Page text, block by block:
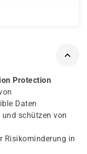
Protection
Daten
schützen von
Risikominderung in